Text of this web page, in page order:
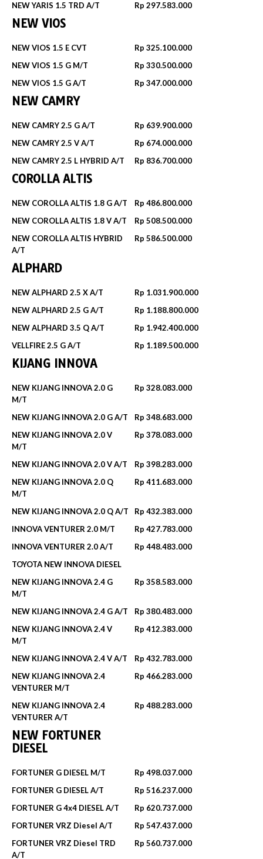
NEW YARIS 1.5 TRD A/T
Rp 297.583.000
NEW VIOS
NEW VIOS 1.5 E CVT
Rp 325.100.000
NEW VIOS 1.5 G M/T
Rp 330.500.000
NEW VIOS 1.5 G A/T
Rp 347.000.000
NEW CAMRY
NEW CAMRY 2.5 G A/T
Rp 639.900.000
NEW CAMRY 2.5 V A/T
Rp 674.000.000
NEW CAMRY 2.5 L HYBRID A/T
Rp 836.700.000
COROLLA ALTIS
NEW COROLLA ALTIS 1.8 G A/T
Rp 486.800.000
NEW COROLLA ALTIS 1.8 V A/T
Rp 508.500.000
NEW COROLLA ALTIS HYBRID
A/T
Rp 586.500.000
ALPHARD
NEW ALPHARD 2.5 X A/T
Rp 1.031.900.000
NEW ALPHARD 2.5 G A/T
Rp 1.188.800.000
NEW ALPHARD 3.5 Q A/T
Rp 1.942.400.000
VELLFIRE 2.5 G A/T
Rp 1.189.500.000
KIJANG INNOVA
NEW KIJANG INNOVA 2.0 G
M/T
Rp 328.083.000
NEW KIJANG INNOVA 2.0 G A/T
Rp 348.683.000
NEW KIJANG INNOVA 2.0 V
M/T
Rp 378.083.000
NEW KIJANG INNOVA 2.0 V A/T
Rp 398.283.000
NEW KIJANG INNOVA 2.0 Q
M/T
Rp 411.683.000
NEW KIJANG INNOVA 2.0 Q A/T
Rp 432.383.000
INNOVA VENTURER 2.0 M/T
Rp 427.783.000
INNOVA VENTURER 2.0 A/T
Rp 448.483.000
TOYOTA NEW INNOVA DIESEL
NEW KIJANG INNOVA 2.4 G
M/T
Rp 358.583.000
NEW KIJANG INNOVA 2.4 G A/T
Rp 380.483.000
NEW KIJANG INNOVA 2.4 V
M/T
Rp 412.383.000
NEW KIJANG INNOVA 2.4 V A/T
Rp 432.783.000
NEW KIJANG INNOVA 2.4
VENTURER M/T
Rp 466.283.000
NEW KIJANG INNOVA 2.4
VENTURER A/T
Rp 488.283.000
NEW FORTUNER
DIESEL
FORTUNER G DIESEL M/T
Rp 498.037.000
FORTUNER G DIESEL A/T
Rp 516.237.000
FORTUNER G 4x4 DIESEL A/T
Rp 620.737.000
FORTUNER VRZ Diesel A/T
Rp 547.437.000
FORTUNER VRZ Diesel TRD
A/T
Rp 560.737.000